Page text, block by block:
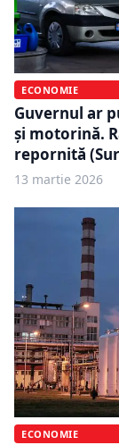
ECONOMIE
Guvernul ar
și motorină.
repornită
13 martie 2026
ECONOMIE